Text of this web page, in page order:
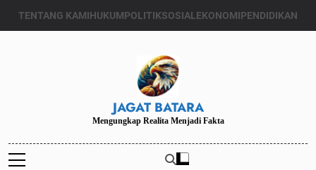
TENTANG KAMIHUKUMPOLITIKSOSIALEKONOMIPENDIDIKAN
JAGAT BATARA
Mengungkap Realita Menjadi Fakta